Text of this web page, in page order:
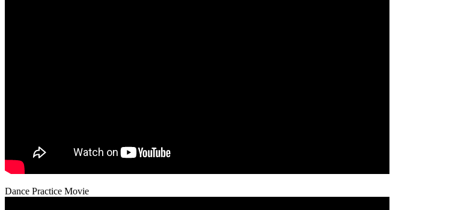
Dance Practice Movie